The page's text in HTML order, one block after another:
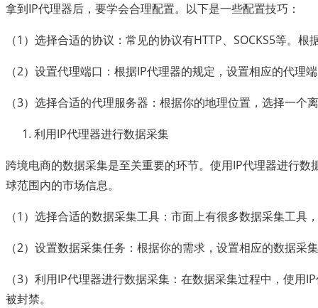
拿到IP代理器后，要学会合理配置。以下是一些配置技巧：
（1）选择合适的协议：常见的协议有HTTP、SOCKS5等。
（2）设置代理端口：根据IP代理器的规定，设置相应的代理
（3）选择合适的代理服务器：根据你的地理位置，选择一个
利用IP代理器进行数据采集
跨境电商的数据采集是至关重要的环节。使用IP代理器进行数
球范围内的市场信息。
（1）选择合适的数据采集工具：市面上有很多数据采集工
（2）设置数据采集任务：根据你的需求，设置相应的数据采
（3）利用IP代理器进行数据采集：在数据采集过程中，使用
被封禁。